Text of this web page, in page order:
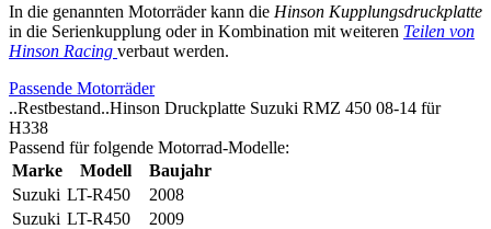
In die genannten Motorräder kann die Hinson Kupplungsdruckplatte
in die Serienkupplung oder in Kombination mit weiteren Teilen von
Hinson Racing verbaut werden.
Passende Motorräder
..Restbestand..Hinson Druckplatte Suzuki RMZ 450 08-14 für
H338
Passend für folgende Motorrad-Modelle:
Marke
Modell
Baujahr
Suzuki LT-R450
2008
Suzuki LT-R450
2009